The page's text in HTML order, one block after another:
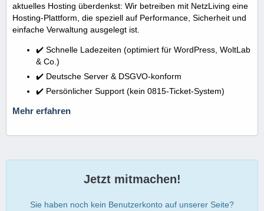
aktuelles Hosting überdenkst: Wir betreiben mit NetzLiving eine
Hosting-Plattform, die speziell auf Performance, Sicherheit und
einfache Verwaltung ausgelegt ist.
✔️ Schnelle Ladezeiten (optimiert für WordPress, WoltLab
& Co.)
✔️ Deutsche Server & DSGVO-konform
✔️ Persönlicher Support (kein 0815-Ticket-System)
Mehr erfahren
Jetzt mitmachen!
Sie haben noch kein Benutzerkonto auf unserer Seite?